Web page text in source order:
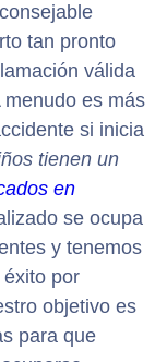
tan pronto
válida
es más
si inicia
tienen un
en
se ocupa
y tenemos
por
objetivo es
para que